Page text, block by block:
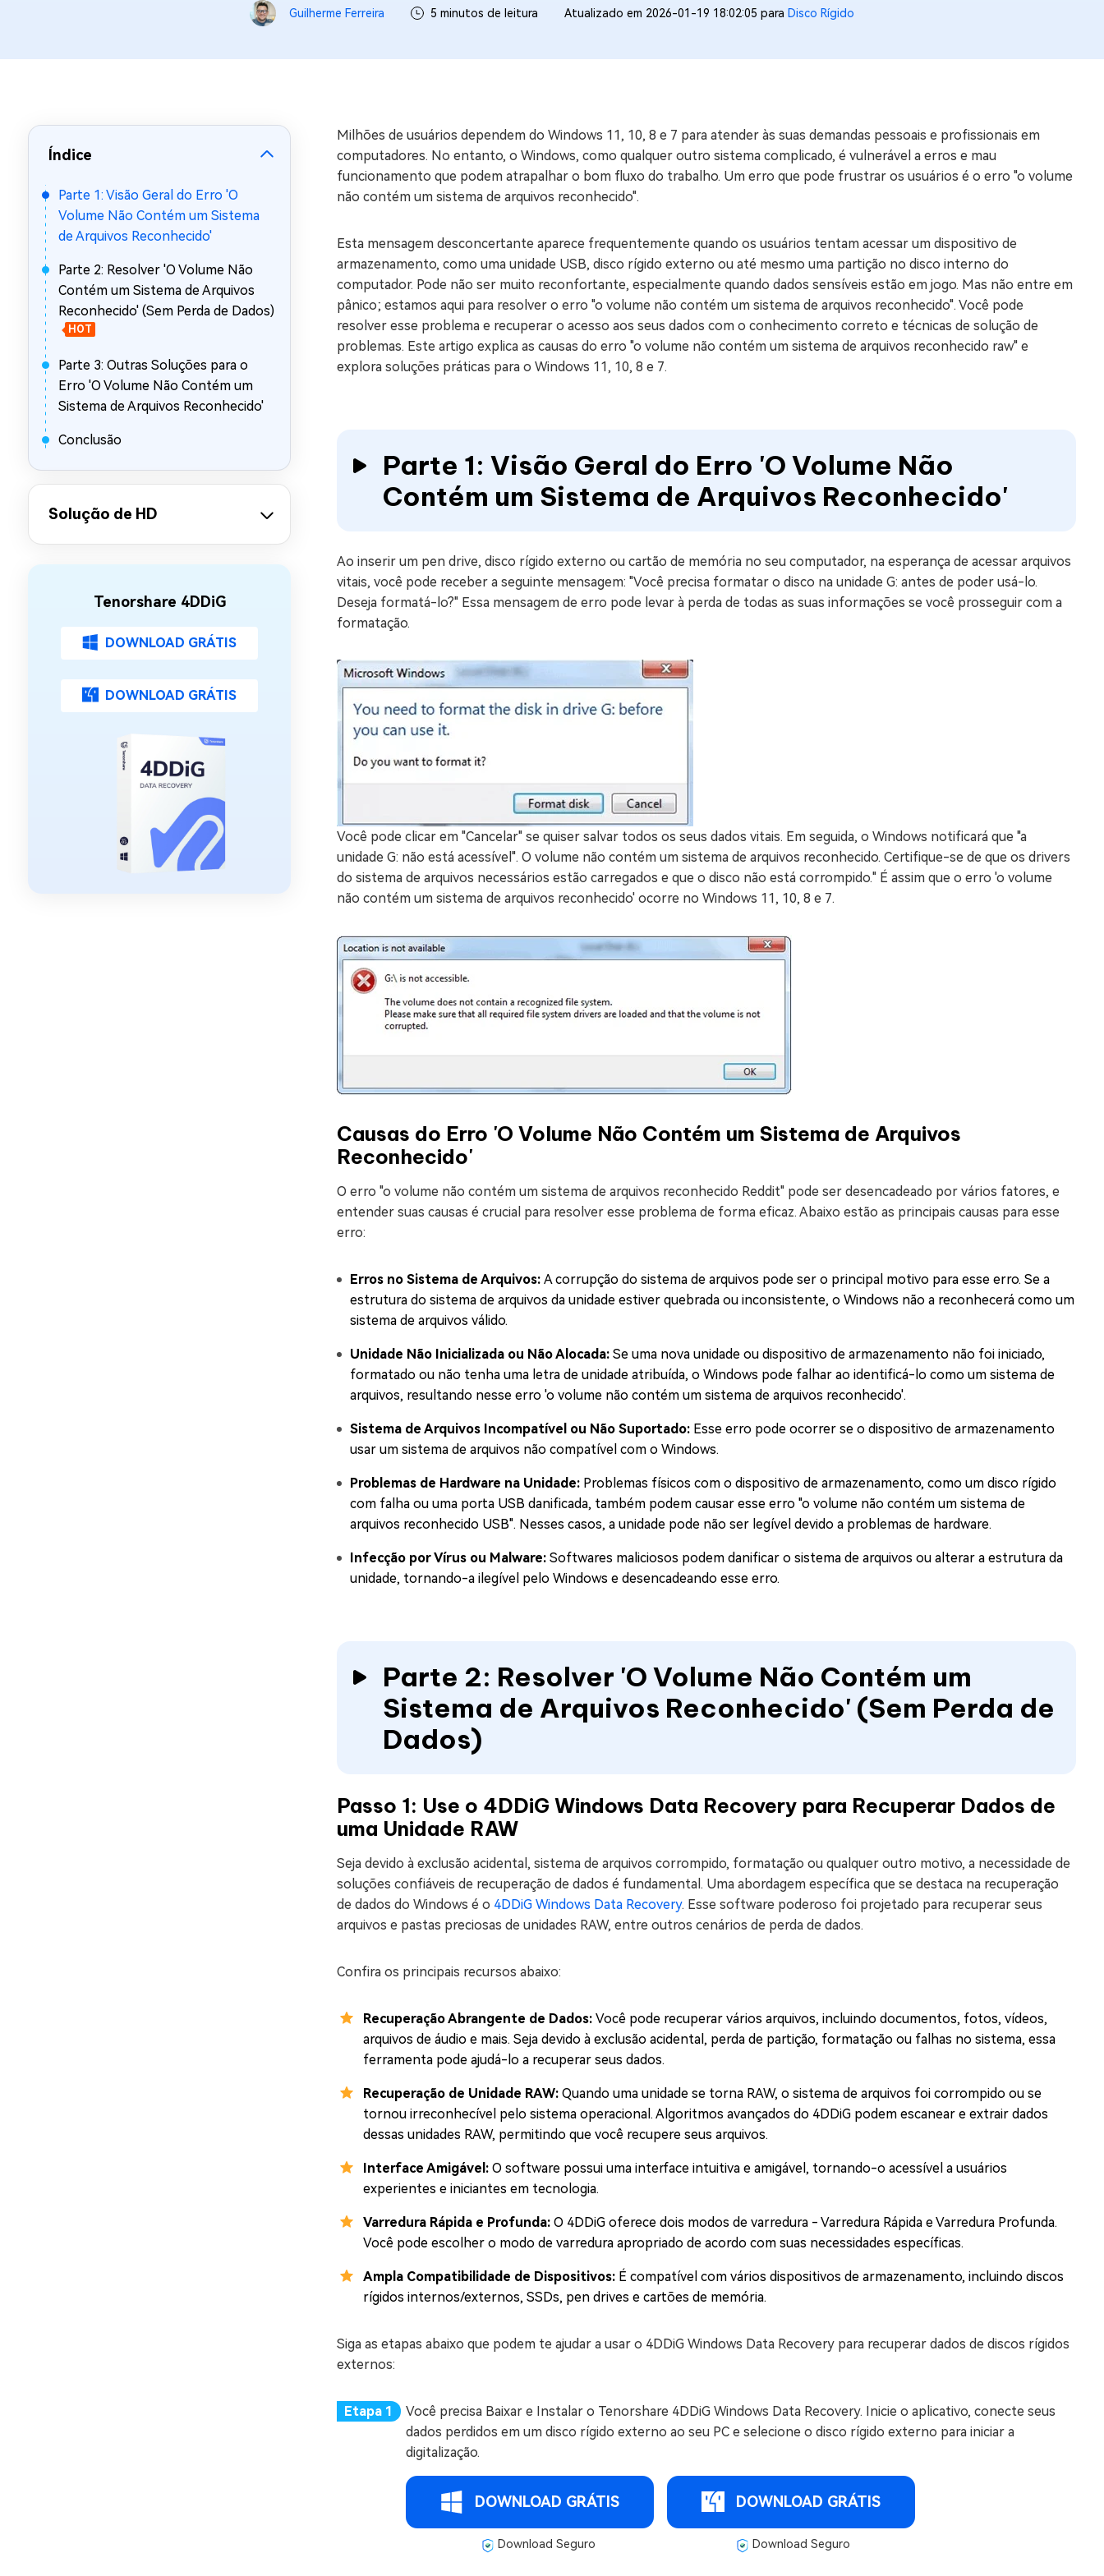
Recuperar Dados de WhatsApp no iPhone/Android
Excluir arquivos duplicados e limpar arquivos inúteis no Mac
Mac Boot Genius
Corrigir Erros de Mac Grátis
Windows 11 Upgrade Checker
Guilherme Ferreira 5 minutos de leitura Atualizado em 2026-01-19 18:02:05 para Disco Rígido
Índice
Parte 1: Visão Geral do Erro 'O
Volume Não Contém um Sistema
de Arquivos Reconhecido'
Parte 2: Resolver 'O Volume Não
Contém um Sistema de Arquivos
Reconhecido' (Sem Perda de Dados)
HOT
Parte 3: Outras Soluções para o
Erro 'O Volume Não Contém um
Sistema de Arquivos Reconhecido'
Conclusão
Solução de HD
Tenorshare 4DDiG
DOWNLOAD GRÁTIS
DOWNLOAD GRÁTIS
Milhões de usuários dependem do Windows 11, 10, 8 e 7 para atender às suas demandas pessoais e profissionais em
computadores. No entanto, o Windows, como qualquer outro sistema complicado, é vulnerável a erros e mau
funcionamento que podem atrapalhar o bom fluxo do trabalho. Um erro que pode frustrar os usuários é o erro "o volume
não contém um sistema de arquivos reconhecido".
Esta mensagem desconcertante aparece frequentemente quando os usuários tentam acessar um dispositivo de
armazenamento, como uma unidade USB, disco rígido externo ou até mesmo uma partição no disco interno do
computador. Pode não ser muito reconfortante, especialmente quando dados sensíveis estão em jogo. Mas não entre em
pânico; estamos aqui para resolver o erro "o volume não contém um sistema de arquivos reconhecido". Você pode
resolver esse problema e recuperar o acesso aos seus dados com o conhecimento correto e técnicas de solução de
problemas. Este artigo explica as causas do erro "o volume não contém um sistema de arquivos reconhecido raw" e
explora soluções práticas para o Windows 11, 10, 8 e 7.
Parte 1: Visão Geral do Erro 'O Volume Não
Contém um Sistema de Arquivos Reconhecido'
Ao inserir um pen drive, disco rígido externo ou cartão de memória no seu computador, na esperança de acessar arquivos
vitais, você pode receber a seguinte mensagem: "Você precisa formatar o disco na unidade G: antes de poder usá-lo.
Deseja formatá-lo?" Essa mensagem de erro pode levar à perda de todas as suas informações se você prosseguir com a
formatação.
Você pode clicar em "Cancelar" se quiser salvar todos os seus dados vitais. Em seguida, o Windows notificará que "a
unidade G: não está acessível". O volume não contém um sistema de arquivos reconhecido. Certifique-se de que os drivers
do sistema de arquivos necessários estão carregados e que o disco não está corrompido." É assim que o erro 'o volume
não contém um sistema de arquivos reconhecido' ocorre no Windows 11, 10, 8 e 7.
Causas do Erro 'O Volume Não Contém um Sistema de Arquivos
Reconhecido'
O erro "o volume não contém um sistema de arquivos reconhecido Reddit" pode ser desencadeado por vários fatores, e
entender suas causas é crucial para resolver esse problema de forma eficaz. Abaixo estão as principais causas para esse
erro:
Erros no Sistema de Arquivos: A corrupção do sistema de arquivos pode ser o principal motivo para esse erro. Se a
estrutura do sistema de arquivos da unidade estiver quebrada ou inconsistente, o Windows não a reconhecerá como um
sistema de arquivos válido.
Unidade Não Inicializada ou Não Alocada: Se uma nova unidade ou dispositivo de armazenamento não foi iniciado,
formatado ou não tenha uma letra de unidade atribuída, o Windows pode falhar ao identificá-lo como um sistema de
arquivos, resultando nesse erro 'o volume não contém um sistema de arquivos reconhecido'.
Sistema de Arquivos Incompatível ou Não Suportado: Esse erro pode ocorrer se o dispositivo de armazenamento
usar um sistema de arquivos não compatível com o Windows.
Problemas de Hardware na Unidade: Problemas físicos com o dispositivo de armazenamento, como um disco rígido
com falha ou uma porta USB danificada, também podem causar esse erro "o volume não contém um sistema de
arquivos reconhecido USB". Nesses casos, a unidade pode não ser legível devido a problemas de hardware.
Infecção por Vírus ou Malware: Softwares maliciosos podem danificar o sistema de arquivos ou alterar a estrutura da
unidade, tornando-a ilegível pelo Windows e desencadeando esse erro.
Parte 2: Resolver 'O Volume Não Contém um
Sistema de Arquivos Reconhecido' (Sem Perda de
Dados)
Passo 1: Use o 4DDiG Windows Data Recovery para Recuperar Dados de
uma Unidade RAW
Seja devido à exclusão acidental, sistema de arquivos corrompido, formatação ou qualquer outro motivo, a necessidade de
soluções confiáveis de recuperação de dados é fundamental. Uma abordagem específica que se destaca na recuperação
de dados do Windows é o 4DDiG Windows Data Recovery. Esse software poderoso foi projetado para recuperar seus
arquivos e pastas preciosas de unidades RAW, entre outros cenários de perda de dados.
Confira os principais recursos abaixo:
Recuperação Abrangente de Dados: Você pode recuperar vários arquivos, incluindo documentos, fotos, vídeos,
arquivos de áudio e mais. Seja devido à exclusão acidental, perda de partição, formatação ou falhas no sistema, essa
ferramenta pode ajudá-lo a recuperar seus dados.
Recuperação de Unidade RAW: Quando uma unidade se torna RAW, o sistema de arquivos foi corrompido ou se
tornou irreconhecível pelo sistema operacional. Algoritmos avançados do 4DDiG podem escanear e extrair dados
dessas unidades RAW, permitindo que você recupere seus arquivos.
Interface Amigável: O software possui uma interface intuitiva e amigável, tornando-o acessível a usuários
experientes e iniciantes em tecnologia.
Varredura Rápida e Profunda: O 4DDiG oferece dois modos de varredura - Varredura Rápida e Varredura Profunda.
Você pode escolher o modo de varredura apropriado de acordo com suas necessidades específicas.
Ampla Compatibilidade de Dispositivos: É compatível com vários dispositivos de armazenamento, incluindo discos
rígidos internos/externos, SSDs, pen drives e cartões de memória.
Siga as etapas abaixo que podem te ajudar a usar o 4DDiG Windows Data Recovery para recuperar dados de discos rígidos
externos:
Você precisa Baixar e Instalar o Tenorshare 4DDiG Windows Data Recovery. Inicie o aplicativo, conecte seus
dados perdidos em um disco rígido externo ao seu PC e selecione o disco rígido externo para iniciar a
digitalização.
DOWNLOAD GRÁTIS
Download Seguro
DOWNLOAD GRÁTIS
Download Seguro